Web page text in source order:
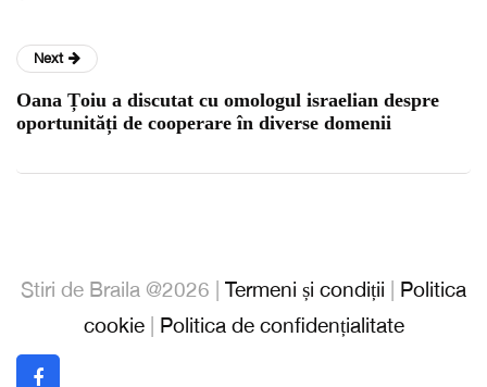
Next
Oana Țoiu a discutat cu omologul israelian despre
oportunități de cooperare în diverse domenii
Stiri de Braila @2026 | Termeni și condiții | Politica
cookie| Politica de confidențialitate